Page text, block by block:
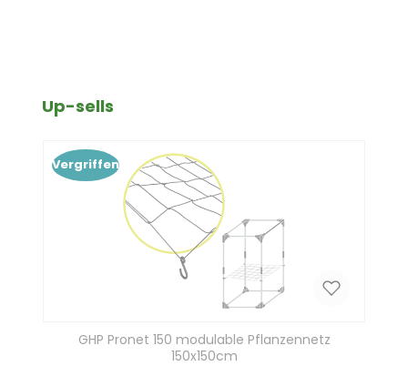
Produktgalerie überspringen
Up-sells
Vergriffen
GHP Pronet 150 modulable Pflanzennetz
150x150cm